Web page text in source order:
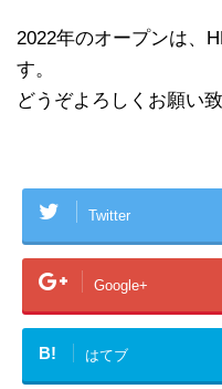
2022年のオープンは、
す。
どうぞよろしくお願い致
Twitter
Google+
B! はてブ